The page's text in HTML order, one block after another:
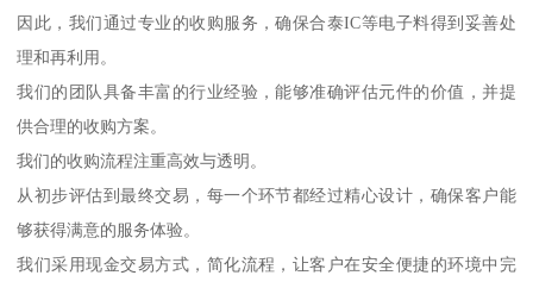
因此，我们通过专业的收购服务，确保合泰IC等电子料得到妥善处
理和再利用。
我们的团队具备丰富的行业经验，能够准确评估元件的价值，并提
供合理的收购方案。
我们的收购流程注重高效与透明。
从初步评估到最终交易，每一个环节都经过精心设计，确保客户能
够获得满意的服务体验。
我们采用现金交易方式，简化流程，让客户在安全便捷的环境中完